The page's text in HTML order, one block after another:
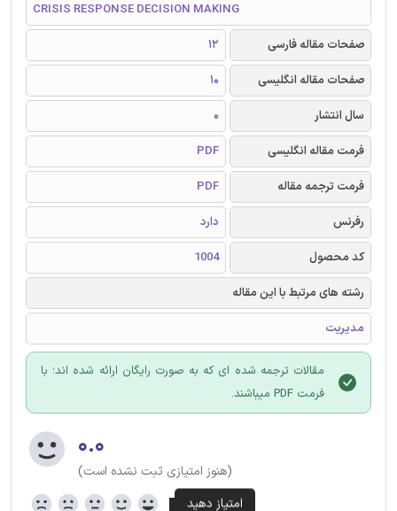
CRISIS RESPONSE DECISION MAKING
صفحات مقاله فارسی
12
صفحات مقاله انگلیسی
10
سال انتشار
0
فرمت مقاله انگلیسی
PDF
فرمت ترجمه مقاله
PDF
رفرنس
دارد
کد محصول
1004
رشته های مرتبط با این مقاله
مدیریت
مقالات ترجمه شده ای که به صورت رایگان ارائه شده اند؛ با
فرمت PDF میباشند.
۰.۰
(هنوز امتیازی ثبت نشده است)